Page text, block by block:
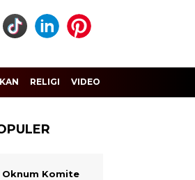
RELIGI VIDEO
Oknum Komite